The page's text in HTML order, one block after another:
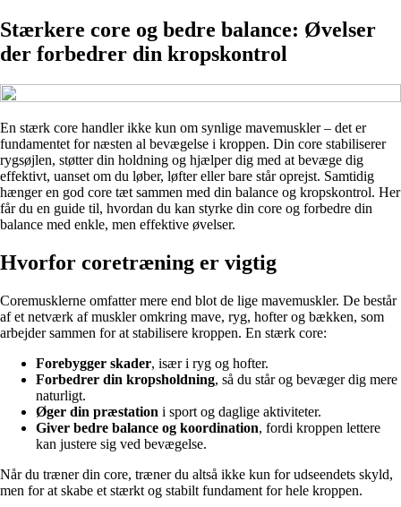
Stærkere core og bedre balance: Øvelser
der forbedrer din kropskontrol
En stærk core handler ikke kun om synlige mavemuskler – det er
fundamentet for næsten al bevægelse i kroppen. Din core stabiliserer
rygsøjlen, støtter din holdning og hjælper dig med at bevæge dig
effektivt, uanset om du løber, løfter eller bare står oprejst. Samtidig
hænger en god core tæt sammen med din balance og kropskontrol. Her
får du en guide til, hvordan du kan styrke din core og forbedre din
balance med enkle, men effektive øvelser.
Hvorfor coretræning er vigtig
Coremusklerne omfatter mere end blot de lige mavemuskler. De består
af et netværk af muskler omkring mave, ryg, hofter og bækken, som
arbejder sammen for at stabilisere kroppen. En stærk core:
Forebygger skader, især i ryg og hofter.
Forbedrer din kropsholdning, så du står og bevæger dig mere
naturligt.
Øger din præstation i sport og daglige aktiviteter.
Giver bedre balance og koordination, fordi kroppen lettere
kan justere sig ved bevægelse.
Når du træner din core, træner du altså ikke kun for udseendets skyld,
men for at skabe et stærkt og stabilt fundament for hele kroppen.